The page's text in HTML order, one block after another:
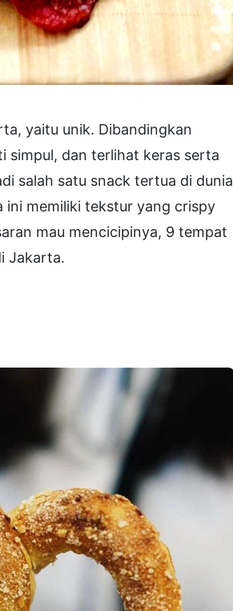
yaitu unik. Dibandingkan
simpul, dan terlihat keras serta
salah satu snack tertua di dunia
ini memiliki tekstur yang crispy
mau mencicipinya, 9 tempat
Jakarta.